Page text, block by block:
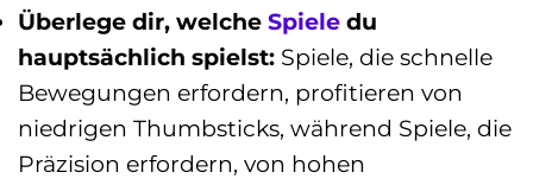
Überlege dir, welche Spiele du
hauptsächlich spielst: Spiele, die schnelle
Bewegungen erfordern, profitieren von
niedrigen Thumbsticks, während Spiele, die
Präzision erfordern, von hohen